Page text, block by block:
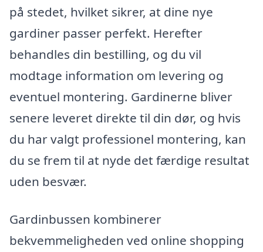
på stedet, hvilket sikrer, at dine nye
gardiner passer perfekt. Herefter
behandles din bestilling, og du vil
modtage information om levering og
eventuel montering. Gardinerne bliver
senere leveret direkte til din dør, og hvis
du har valgt professionel montering, kan
du se frem til at nyde det færdige resultat
uden besvær.
Gardinbussen kombinerer
bekvemmeligheden ved online shopping